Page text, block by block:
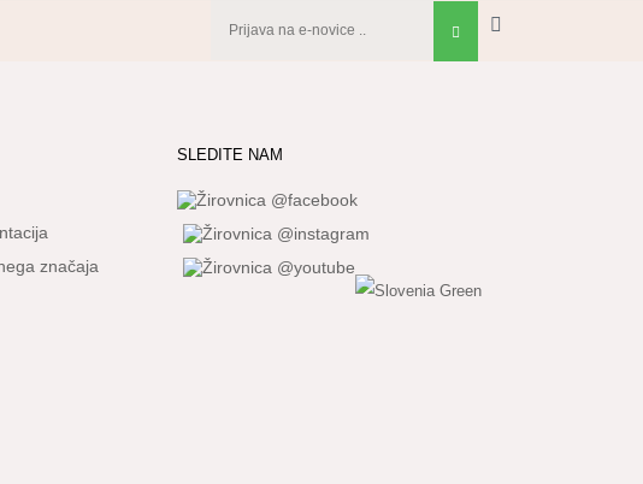
značaja
SLEDITE NAM